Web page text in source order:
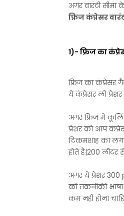
अगर वारंटी सीमा
फ्रिज कंप्रेसर
1)- फ्रिज का
फ्रिज का कंप्रेसर
ये कंप्रेसर लो
अगर फ्रिज में
प्रेशर को आप
टिकमशाह का
होते है|200 लीटर
अगर ये प्रेशर 300
को तकनीकी
कम नही होना